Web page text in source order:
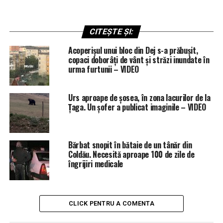
CITEȘTE ȘI:
Acoperișul unui bloc din Dej s-a prăbușit,
copaci doborâți de vânt și străzi inundate în
urma furtunii – VIDEO
Urs aproape de șosea, în zona lacurilor de la
Țaga. Un șofer a publicat imaginile – VIDEO
Bărbat snopit în bătaie de un tânăr din
Coldău. Necesită aproape 100 de zile de
îngrijiri medicale
CLICK PENTRU A COMENTA